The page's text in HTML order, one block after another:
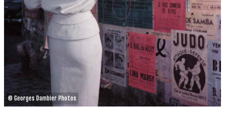
© Georges Dambier Photos